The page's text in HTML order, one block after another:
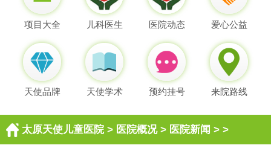
项目大全 儿科医生 医院动态 爱心公益
天使品牌 天使学术 预约挂号 来院路线
太原天使儿童医院> 医院概况> 医院新闻 > >